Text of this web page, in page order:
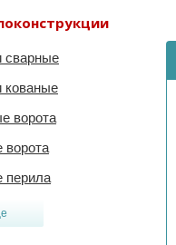
сварные
кованые
ворота
ворота
перила